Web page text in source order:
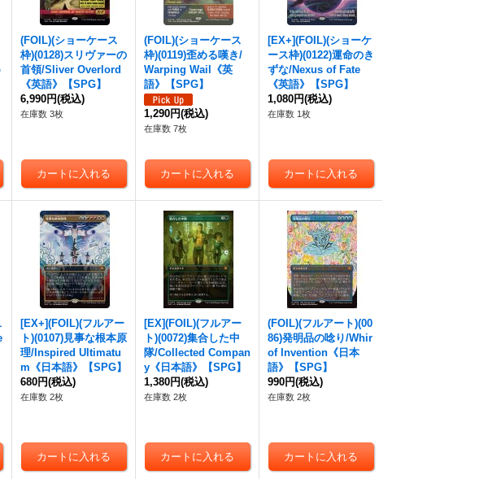
(FOIL)(ショーケース
枠)(0128)スリヴァーの
首領/Sliver Overlord
《英語》【SPG】
6,990円(税込)
在庫数 3枚
(FOIL)(ショーケース
枠)(0119)歪める嘆き/
Warping Wail《英
語》【SPG】
1,290円(税込)
在庫数 7枚
[EX+](FOIL)(ショーケ
ース枠)(0122)運命のき
ずな/Nexus of Fate
《英語》【SPG】
1,080円(税込)
在庫数 1枚
[EX+](FOIL)(フルアー
ト)(0107)見事な根本原
理/Inspired Ultimatu
m《日本語》【SPG】
680円(税込)
在庫数 2枚
[EX](FOIL)(フルアー
ト)(0072)集合した中
隊/Collected Compan
y《日本語》【SPG】
1,380円(税込)
在庫数 2枚
(FOIL)(フルアート)(00
86)発明品の唸り/Whir
of Invention《日本
語》【SPG】
990円(税込)
在庫数 2枚